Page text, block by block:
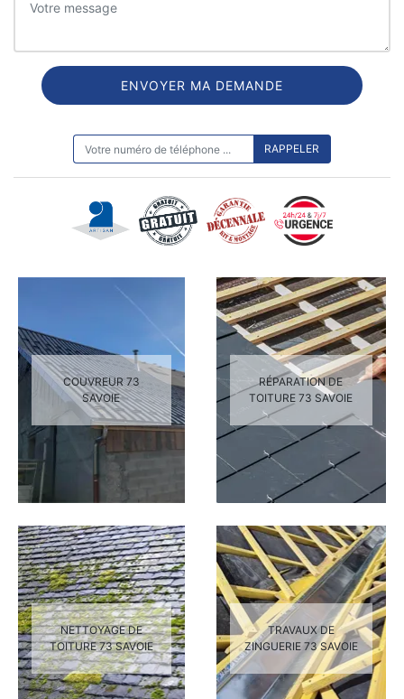
COUVREUR 73
SAVOIE
RÉPARATION DE
TOITURE 73 SAVOIE
NETTOYAGE DE
TOITURE 73 SAVOIE
TRAVAUX DE
ZINGUERIE 73 SAVOIE